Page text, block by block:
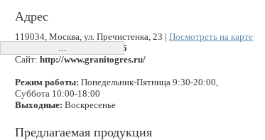
Адрес
119034, Москва, ул. Пречистенка, 23 | Посмотреть на карте
+7 (495)772-75-55
Сайт: http://www.granitogres.ru/
Режим работы: Понедельник-Пятница 9:30-20:00,
Суббота 10:00-18:00
Выходные: Воскресенье
Предлагаемая продукция